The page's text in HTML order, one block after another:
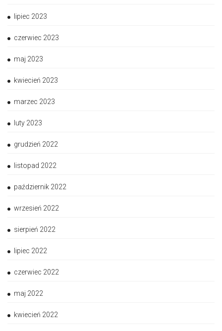
lipiec 2023
czerwiec 2023
maj 2023
kwiecień 2023
marzec 2023
luty 2023
grudzień 2022
listopad 2022
październik 2022
wrzesień 2022
sierpień 2022
lipiec 2022
czerwiec 2022
maj 2022
kwiecień 2022